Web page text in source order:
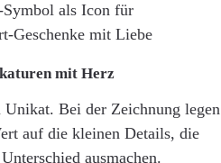
mit Herz
Bei der Zeichnung legen
auf die kleinen Details, die
ausmachen.